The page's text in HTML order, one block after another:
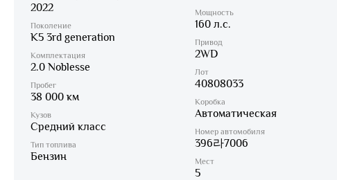
2022
Поколение
K5 3rd generation
Комплектация
2.0 Noblesse
Пробег
38 000 км
Кузов
Средний класс
Тип топлива
Бензин
Мощность
160 л.с.
Привод
2WD
Лот
40808033
Коробка
Автоматическая
Номер автомобиля
396라7006
Мест
5